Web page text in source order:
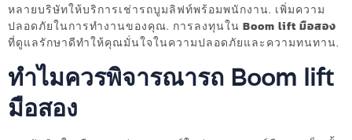
หลายบริษัทให้บริการเช่ารถบูมลิฟท์พร้อมพนักงาน. เพิ่มความ
ปลอดภัยในการทำงานของคุณ. การลงทุนใน Boom lift มือสอง
ที่ดูแลรักษาดีทำให้คุณมั่นใจในความปลอดภัยและความทนทาน.
ทำไมควรพิจารณารถ Boom lift
มือสอง